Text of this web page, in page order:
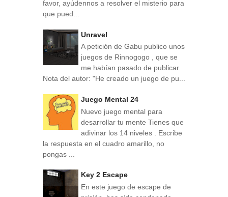
favor, ayúdennos a resolver el misterio para
que pued...
Unravel
A petición de Gabu publico unos
juegos de Rinnogogo , que se
me habían pasado de publicar.
Nota del autor: "He creado un juego de pu...
Juego Mental 24
Nuevo juego mental para
desarrollar tu mente Tienes que
adivinar los 14 niveles . Escribe
la respuesta en el cuadro amarillo, no
pongas ...
Key 2 Escape
En este juego de escape de